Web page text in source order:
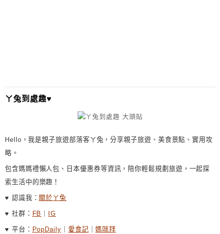
I
V
ㄚ兔到處趣♥
Hello，我是親子旅遊部落客ㄚ兔，分享親子旅遊、美食景點、實用攻
略。
包含媽媽禮懶人包、日本優惠券等資訊，陪你輕鬆規劃旅遊，一起探
索生活中的樂趣！
♥ 認識我： 關於ㄚ兔
♥ 社群： FB IG
♥ 平台： PopDaily 愛食記 ｜媽咪拜